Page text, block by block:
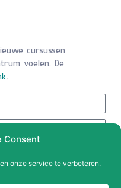
Consent
onze service te verbeteren.
cursussen
voelen. De
.